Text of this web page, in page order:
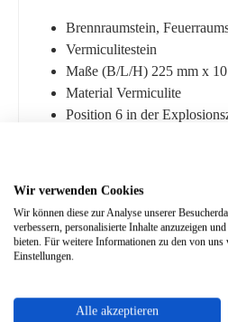
Brennraumstein,
Vermiculitestein
Maße (B/L/H) 225 mm x
Material Vermiculite
Position 6 in der
Ähnliche Artikel
Produktgalerie überspringen
Wir verwenden Cookies
Wir können diese zur Analyse unserer
verbessern, personalisierte Inhalte anzuzeigen
bieten. Für weitere Informationen zu den von
Einstellungen.
Alle akzeptieren